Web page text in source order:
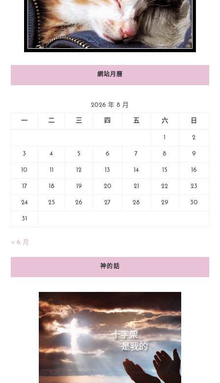
網站月曆
2026 年 8 月
一 二 三 四 五 六 日
2
3 4 5 6 7 8 9
10 12 13 14 15 16
17 18 19 20 21 22 23
24 25 26 27 28 29 30
31
« 6 月
神的話